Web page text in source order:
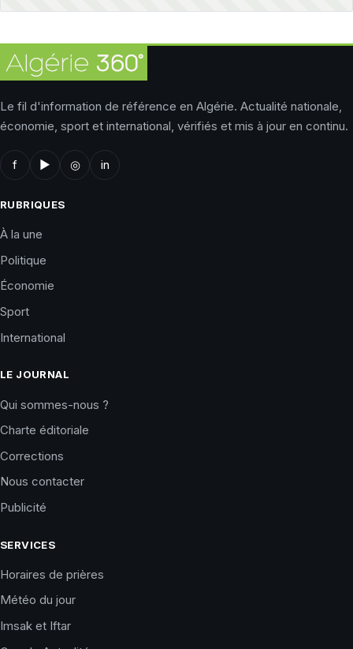
Le fil d'information de référence en Algérie. Actualité nationale,
économie, sport et international, vérifiés et mis à jour en continu.
f ▶ ◎ in
RUBRIQUES
À la une
Politique
Économie
Sport
International
LE JOURNAL
Qui sommes-nous ?
Charte éditoriale
Corrections
Nous contacter
Publicité
SERVICES
Horaires de prières
Météo du jour
Imsak et Iftar